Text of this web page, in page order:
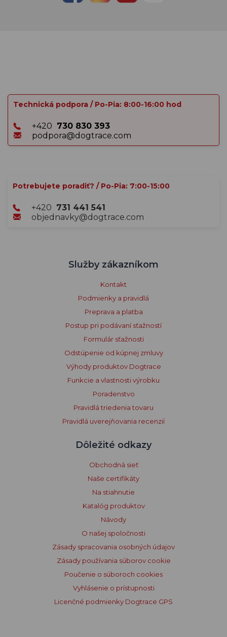
Technická podpora / Po-Pia: 8:00-16:00 hod
+420 730 830 393
podpora@dogtrace.com
Potrebujete poradiť? / Po-Pia: 7:00-15:00
+420 731 441 541
objednavky@dogtrace.com
Služby zákazníkom
Kontakt
Podmienky a pravidlá
Preprava a platba
Postup pri podávaní sťažností
Formulár sťažnosti
Odstúpenie od kúpnej zmluvy
Výhody produktov Dogtrace
Funkcie a vlastnosti výrobku
Poradenstvo
Pravidlá triedenia tovaru
Pravidlá uverejňovania recenzií
Dôležité odkazy
Obchodná sieť
Naše certifikáty
Na stiahnutie
Katalóg produktov
Návody
O našej spoločnosti
Zásady spracovania osobných údajov
Zásady používania súborov cookie
Poučenie o súboroch cookies
Vyhlásenie o prístupnosti
Licenčné podmienky Dogtrace GPS